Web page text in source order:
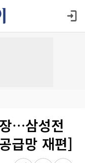
…삼성전
급망 재편]